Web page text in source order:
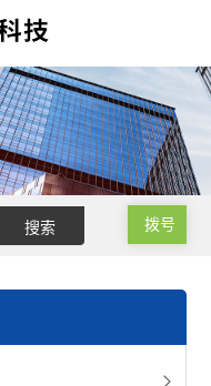
拨号